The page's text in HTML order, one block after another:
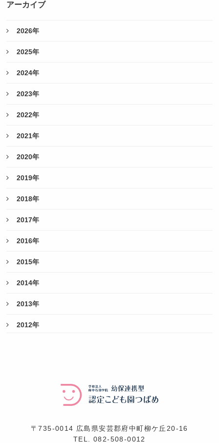
アーカイブ
2026年
2025年
2024年
2023年
2022年
2021年
2020年
2019年
2018年
2017年
2016年
2015年
2014年
2013年
2012年
〒735-0014 広島県安芸郡府中町柳ケ丘20-16
TEL.082-508-0012